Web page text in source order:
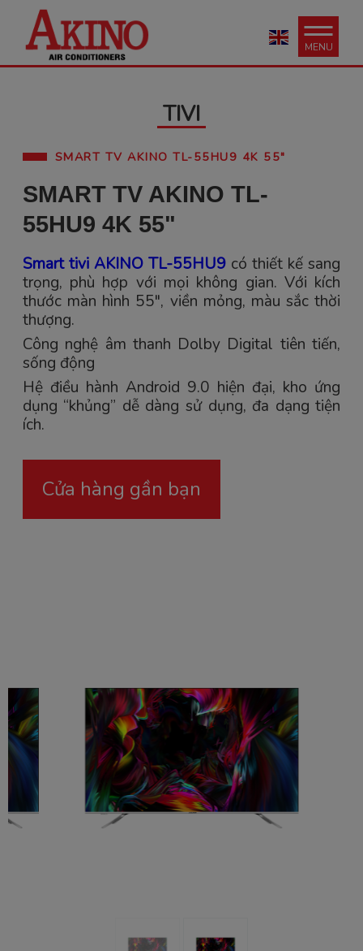
MENU
TIVI
SMART TV AKINO TL-55HU9 4K 55"
SMART TV AKINO TL-
55HU9 4K 55"
Smart tivi AKINO TL-55HU9 có thiết kế sang
trọng, phù hợp với mọi không gian. Với kích
thước màn hình 55", viền mỏng, màu sắc thời
thượng.
Công nghệ âm thanh Dolby Digital tiên tiến,
sống động
Hệ điều hành Android 9.0 hiện đại, kho ứng
dụng “khủng” dễ dàng sử dụng, đa dạng tiện
ích.
Cửa hàng gần bạn